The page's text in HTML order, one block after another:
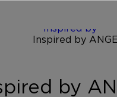
Inspired by
by